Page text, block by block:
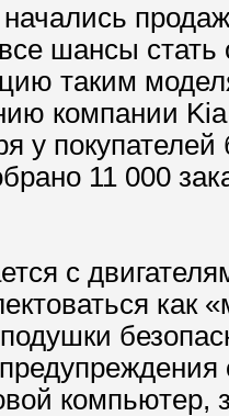
шансы
таким
компании
у
11 000
с
как
компьютер,